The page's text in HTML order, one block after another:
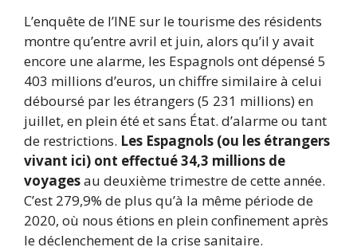
L’enquête de l’INE sur le tourisme des résidents
montre qu’entre avril et juin, alors qu’il y avait
encore une alarme, les Espagnols ont dépensé 5
403 millions d’euros, un chiffre similaire à celui
déboursé par les étrangers (5 231 millions) en
juillet, en plein été et sans État. d’alarme ou tant
de restrictions. Les Espagnols (ou les étrangers
vivant ici) ont effectué 34,3 millions de
voyagesau deuxième trimestre de cette année.
C’est 279,9% de plus qu’à la même période de
2020, où nous étions en plein confinement après
le déclenchement de la crise sanitaire.